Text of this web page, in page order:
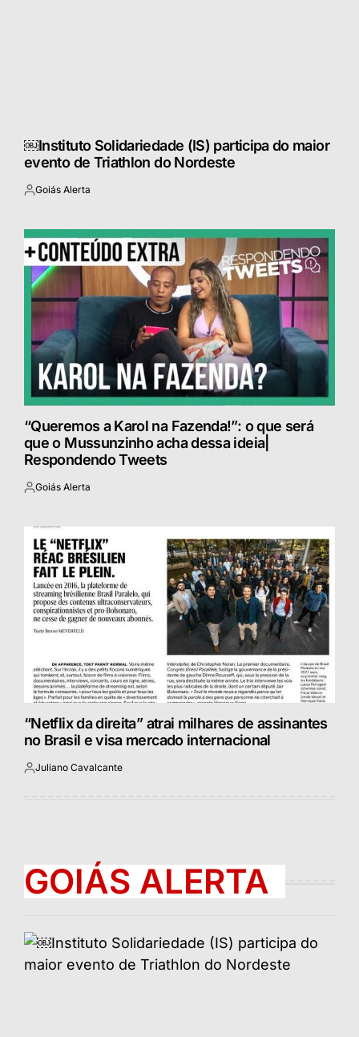
￼Instituto Solidariedade (IS) participa do maior
evento de Triathlon do Nordeste
Postado
Goiás Alerta
“Queremos a Karol na Fazenda!”: o que será
que o Mussunzinho acha dessa ideia|
Respondendo Tweets
Postado
Goiás Alerta
“Netflix da direita” atrai milhares de assinantes
no Brasil e visa mercado internacional
Postado
Juliano Cavalcante
GOIÁS ALERTA